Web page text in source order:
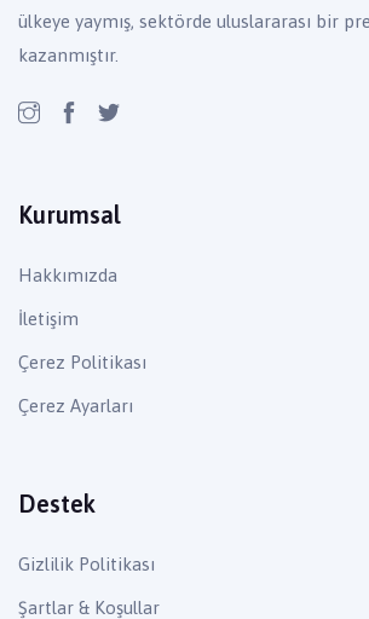
ülkeye yaymış, sektörde uluslararası bir
kazanmıştır.
Kurumsal
Hakkımızda
İletişim
Çerez Politikası
Çerez Ayarları
Destek
Gizlilik Politikası
Şartlar & Koşullar